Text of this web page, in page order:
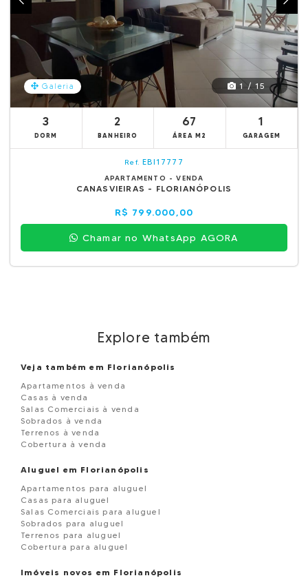
Galeria 1 / 15
3
DORM
2
BANHEIRO
67
ÁREA M2
1
GARAGEM
Ref. EBI17777
APARTAMENTO - VENDA
CANASVIEIRAS - FLORIANÓPOLIS
R$ 799.000,00
Chamar no WhatsApp AGORA
Explore também
Veja também em Florianópolis
Apartamentos à venda
Casas à venda
Salas Comerciais à venda
Sobrados à venda
Terrenos à venda
Cobertura à venda
Aluguel em Florianópolis
Apartamentos para aluguel
Casas para aluguel
Salas Comerciais para aluguel
Sobrados para aluguel
Terrenos para aluguel
Cobertura para aluguel
Imóveis novos em Florianópolis